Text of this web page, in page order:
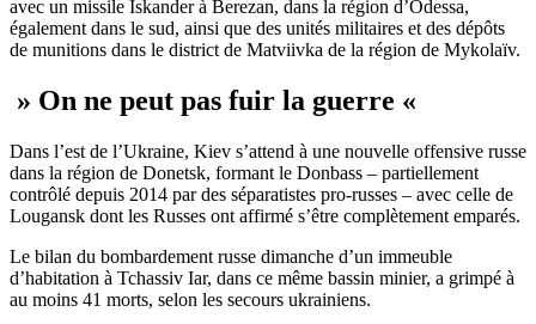
avec un missile Iskander à Berezan, dans la région d’Odessa,
également dans le sud, ainsi que des unités militaires et des dépôts
de munitions dans le district de Matviivka de la région de Mykolaïv.
» On ne peut pas fuir la guerre «
Dans l’est de l’Ukraine, Kiev s’attend à une nouvelle offensive russe
dans la région de Donetsk, formant le Donbass – partiellement
contrôlé depuis 2014 par des séparatistes pro-russes – avec celle de
Lougansk dont les Russes ont affirmé s’être complètement emparés.
Le bilan du bombardement russe dimanche d’un immeuble
d’habitation à Tchassiv Iar, dans ce même bassin minier, a grimpé à
au moins 41 morts, selon les secours ukrainiens.